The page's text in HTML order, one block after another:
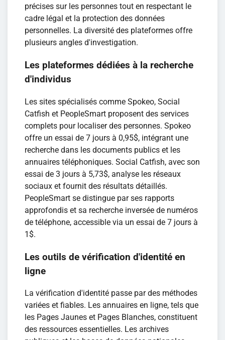
précises sur les personnes tout en respectant le
cadre légal et la protection des données
personnelles. La diversité des plateformes offre
plusieurs angles d'investigation.
Les plateformes dédiées à la recherche
d'individus
Les sites spécialisés comme Spokeo, Social
Catfish et PeopleSmart proposent des services
complets pour localiser des personnes. Spokeo
offre un essai de 7 jours à 0,95$, intégrant une
recherche dans les documents publics et les
annuaires téléphoniques. Social Catfish, avec son
essai de 3 jours à 5,73$, analyse les réseaux
sociaux et fournit des résultats détaillés.
PeopleSmart se distingue par ses rapports
approfondis et sa recherche inversée de numéros
de téléphone, accessible via un essai de 7 jours à
1$.
Les outils de vérification d'identité en
ligne
La vérification d'identité passe par des méthodes
variées et fiables. Les annuaires en ligne, tels que
les Pages Jaunes et Pages Blanches, constituent
des ressources essentielles. Les archives